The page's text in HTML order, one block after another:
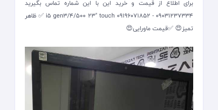
برای اطلاع از قیمت و خرید این با این شماره تماس بگیرید
09031237334 - 09196071852 i5 gen3/4/500 23" touch ✅ ظاهر
تمیز😍 ✅قیمت ماورایی😍